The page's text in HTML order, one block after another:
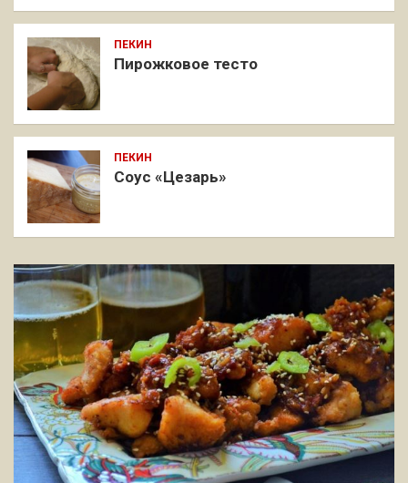
ПЕКИН
Пирожковое тесто
ПЕКИН
Соус «Цезарь»